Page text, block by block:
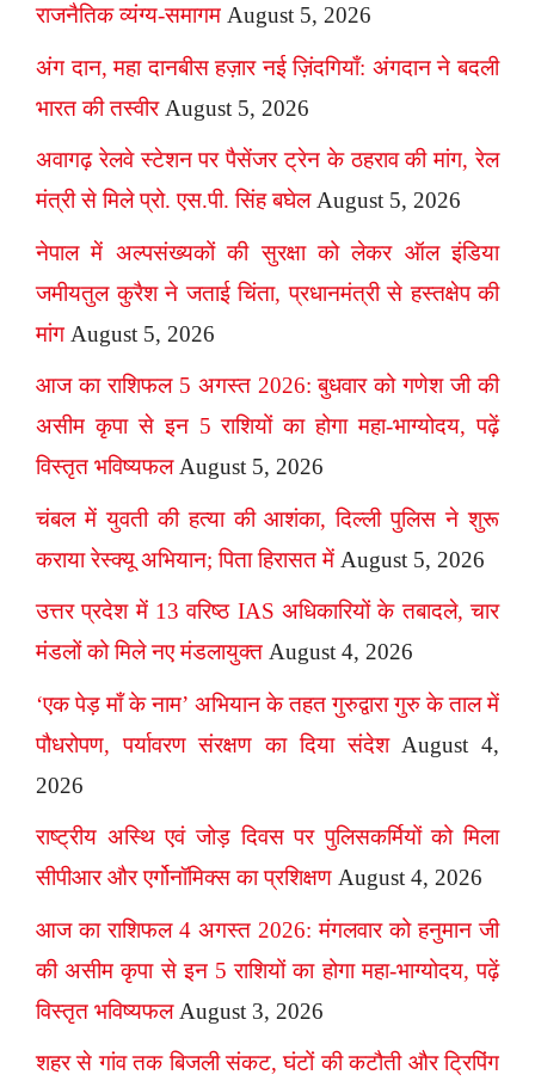
राजनैतिक व्यंग्य-समागम August 5, 2026
अंग दान, महा दानबीस हज़ार नई ज़िंदगियाँ: अंगदान ने बदली
भारत की तस्वीर August 5, 2026
अवागढ़ रेलवे स्टेशन पर पैसेंजर ट्रेन के ठहराव की मांग, रेल
मंत्री से मिले प्रो. एस.पी. सिंह बघेल August 5, 2026
नेपाल में अल्पसंख्यकों की सुरक्षा को लेकर ऑल इंडिया
जमीयतुल कुरैश ने जताई चिंता, प्रधानमंत्री से हस्तक्षेप की
मांग August 5, 2026
आज का राशिफल 5 अगस्त 2026: बुधवार को गणेश जी की
असीम कृपा से इन 5 राशियों का होगा महा-भाग्योदय, पढ़ें
विस्तृत भविष्यफल August 5, 2026
चंबल में युवती की हत्या की आशंका, दिल्ली पुलिस ने शुरू
कराया रेस्क्यू अभियान; पिता हिरासत में August 5, 2026
उत्तर प्रदेश में 13 वरिष्ठ IAS अधिकारियों के तबादले, चार
मंडलों को मिले नए मंडलायुक्त August 4, 2026
‘एक पेड़ माँ के नाम’ अभियान के तहत गुरुद्वारा गुरु के ताल में
पौधरोपण, पर्यावरण संरक्षण का दिया संदेश August 4,
2026
राष्ट्रीय अस्थि एवं जोड़ दिवस पर पुलिसकर्मियों को मिला
सीपीआर और एर्गोनॉमिक्स का प्रशिक्षण August 4, 2026
आज का राशिफल 4 अगस्त 2026: मंगलवार को हनुमान जी
की असीम कृपा से इन 5 राशियों का होगा महा-भाग्योदय, पढ़ें
विस्तृत भविष्यफल August 3, 2026
शहर से गांव तक बिजली संकट, घंटों की कटौती और ट्रिपिंग